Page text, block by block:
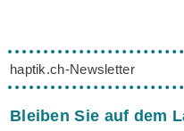
haptik.ch-Newsletter
Bleiben Sie auf dem